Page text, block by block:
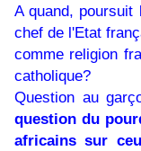
A quand,
chef de l'Etat
comme religion
catholique?
Question au
question du
africains sur